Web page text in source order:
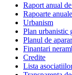
Raport anual
Rapoarte
Urbanism
Plan urbanistic
Planul de
Finantari
Credite
Lista